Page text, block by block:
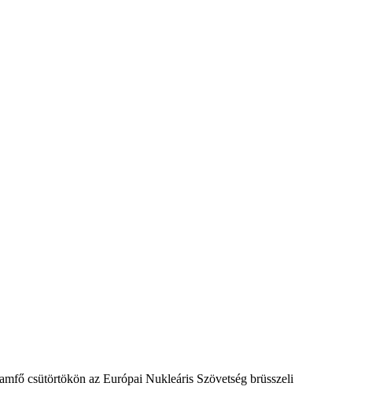
csütörtökön az Európai Nukleáris Szövetség brüsszeli